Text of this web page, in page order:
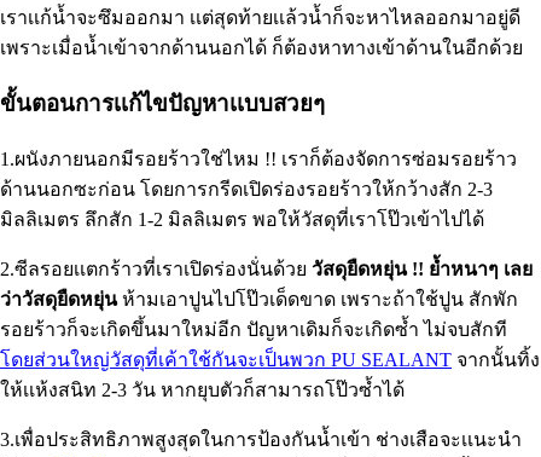
เราเเก้น้ำจะซึมออกมา เเต่สุดท้ายเเล้วน้ำก็จะหาไหลออกมาอยู่ดี
เพราะเมื่อน้ำเข้าจากด้านนอกได้ ก็ต้องหาทางเข้าด้านในอีกด้วย
ขั้นตอนการเเก้ไขปัญหาเเบบสวยๆ
1.ผนังภายนอกมีรอยร้าวใช่ไหม !! เราก็ต้องจัดการซ่อมรอยร้าว
ด้านนอกซะก่อน โดยการกรีดเปิดร่องรอยร้าวให้กว้างสัก 2-3
มิลลิเมตร ลึกสัก 1-2 มิลลิเมตร พอให้วัสดุที่เราโป๊วเข้าไปได้
2.ซีลรอยเเตกร้าวที่เราเปิดร่องนั่นด้วย วัสดุยืดหยุ่น !! ย้ำหนาๆ เลย
ว่าวัสดุยืดหยุ่นห้ามเอาปูนไปโป๊วเด็ดขาด เพราะถ้าใช้ปูน สักพัก
รอยร้าวก็จะเกิดขึ้นมาใหม่อีก ปัญหาเดิมก็จะเกิดซ้ำ ไม่จบสักที
โดยส่วนใหญ่วัสดุที่เค้าใช้กันจะเป็นพวก PU SEALANT จากนั้นทิ้ง
ให้เเห้งสนิท 2-3 วัน หากยุบตัวก็สามารถโป๊วซ้ำได้
3.เพื่อประสิทธิภาพสูงสุดในการป้องกันน้ำเข้า ช่างเสือจะเเนะนำ